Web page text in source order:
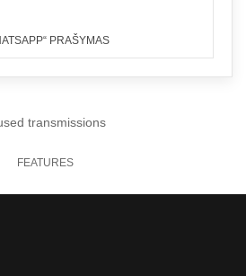
PRAŠYMAS
transmissions
FEATURES